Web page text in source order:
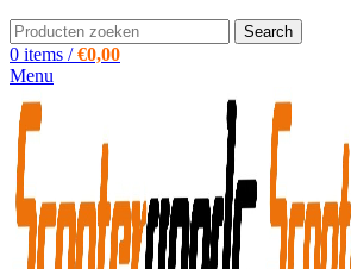
Search
0 items / €0,00
Menu